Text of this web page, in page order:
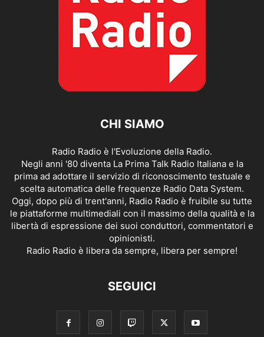
CHI SIAMO
Radio Radio è l'Evoluzione della Radio.
Negli anni '80 diventa La Prima Talk Radio Italiana e la
prima ad adottare il servizio di riconoscimento testuale e
scelta automatica delle frequenze Radio Data System.
Oggi, dopo più di trent'anni, Radio Radio è fruibile su tutte
le piattaforme multimediali con il massimo della qualità e la
libertà di espressione dei suoi conduttori, commentatori e
opinionisti.
Radio Radio è libera da sempre, libera per sempre!
SEGUICI